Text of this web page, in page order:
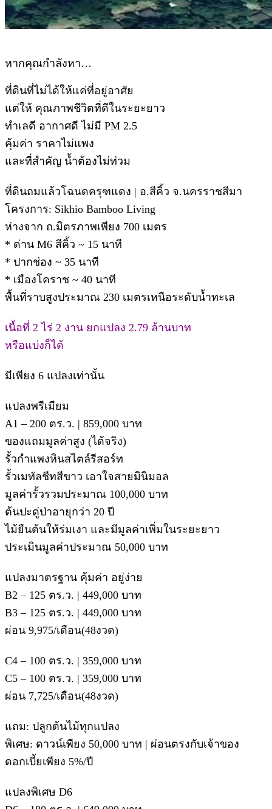
หากคุณกำลังหา…
ที่ดินที่ไม่ได้ให้แค่ที่อยู่อาศัย
แต่ให้ คุณภาพชีวิตที่ดีในระยะยาว
ทำเลดี อากาศดี ไม่มี PM 2.5
คุ้มค่า ราคาไม่แพง
และที่สำคัญ น้ำต้องไม่ท่วม
ที่ดินถมแล้วโฉนดครุฑแดง | อ.สีคิ้ว จ.นครราชสีมา
โครงการ: Sikhio Bamboo Living
ห่างจาก ถ.มิตรภาพเพียง 700 เมตร
* ด่าน M6 สีคิ้ว ~ 15 นาที
* ปากช่อง ~ 35 นาที
* เมืองโคราช ~ 40 นาที
พื้นที่ราบสูงประมาณ 230 เมตรเหนือระดับน้ำทะเล
เนื้อที่ 2 ไร่ 2 งาน ยกแปลง 2.79 ล้านบาท
หรือแบ่งก็ได้
มีเพียง 6 แปลงเท่านั้น
แปลงพรีเมียม
A1 – 200 ตร.ว. | 859,000 บาท
ของแถมมูลค่าสูง (ได้จริง)
รั้วกำแพงหินสไตล์รีสอร์ท
รั้วเมทัลชีทสีขาว เอาใจสายมินิมอล
มูลค่ารั้วรวมประมาณ 100,000 บาท
ต้นปะดู่ป่าอายุกว่า 20 ปี
ไม้ยืนต้นให้ร่มเงา และมีมูลค่าเพิ่มในระยะยาว
ประเมินมูลค่าประมาณ 50,000 บาท
แปลงมาตรฐาน คุ้มค่า อยู่ง่าย
B2 – 125 ตร.ว. | 449,000 บาท
B3 – 125 ตร.ว. | 449,000 บาท
ผ่อน 9,975/เดือน(48งวด)
C4 – 100 ตร.ว. | 359,000 บาท
C5 – 100 ตร.ว. | 359,000 บาท
ผ่อน 7,725/เดือน(48งวด)
แถม: ปลูกต้นไม้ทุกแปลง
พิเศษ: ดาวน์เพียง 50,000 บาท | ผ่อนตรงกับเจ้าของ
ดอกเบี้ยเพียง 5%/ปี
แปลงพิเศษ D6